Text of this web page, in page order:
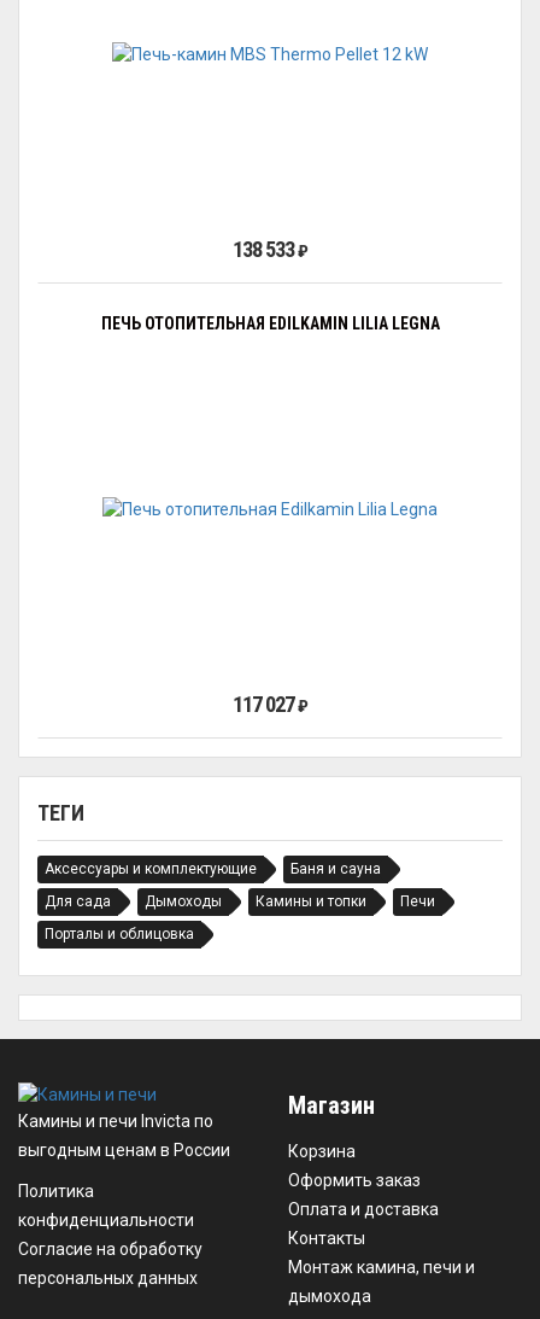
ТЕГИ
Аксессуары и комплектующие
Баня и сауна
Для сада
Дымоходы Камины и топки
Печи
Порталы и облицовка
138 533₽
ПЕЧЬ ОТОПИТЕЛЬНАЯ EDILKAMIN LILIA LEGNA
117 027₽
Камины и печи Invicta по
выгодным ценам в России
Политика
конфиденциальности
Согласие на обработку
персональных данных
Магазин
Корзина
Оформить заказ
Оплата и доставка
Контакты
Монтаж камина, печи и
дымохода